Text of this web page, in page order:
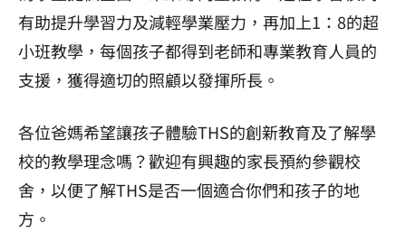
有助提升學習力及減輕學業壓力，再加上1：8的超
小班教學，每個孩子都得到老師和專業教育人員的
支援，獲得適切的照顧以發揮所長。
各位爸媽希望讓孩子體驗THS的創新教育及了解學
校的教學理念嗎？歡迎有興趣的家長預約參觀校
舍， 以便了解THS是否一個適合你們和孩子的地
方。